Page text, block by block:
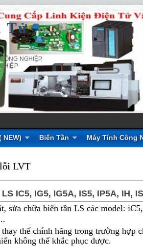
Tử
NGHIỆP,
NEW) Biến Tần Máy Tính Công
LVT
IC5, IG5, IG5A, IS5, IP5A, IH,
sửa chữa biến tần LS các model:
thay thế chính hãng trong trường hợp
không thể khắc phục được.